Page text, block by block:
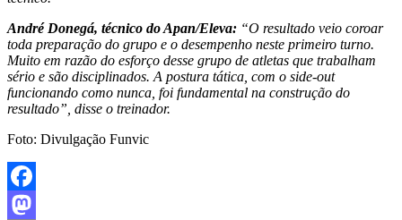
André Donegá, técnico do Apan/Eleva: “O resultado veio coroar
toda preparação do grupo e o desempenho neste primeiro turno.
Muito em razão do esforço desse grupo de atletas que trabalham
sério e são disciplinados. A postura tática, com o side-out
funcionando como nunca, foi fundamental na construção do
resultado”, disse o treinador.
Foto: Divulgação Funvic
Facebook